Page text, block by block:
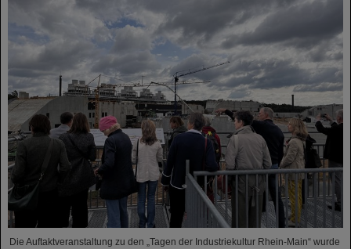
Die Auftaktveranstaltung zu den „Tagen der Industriekultur Rhein-Main“ wurde